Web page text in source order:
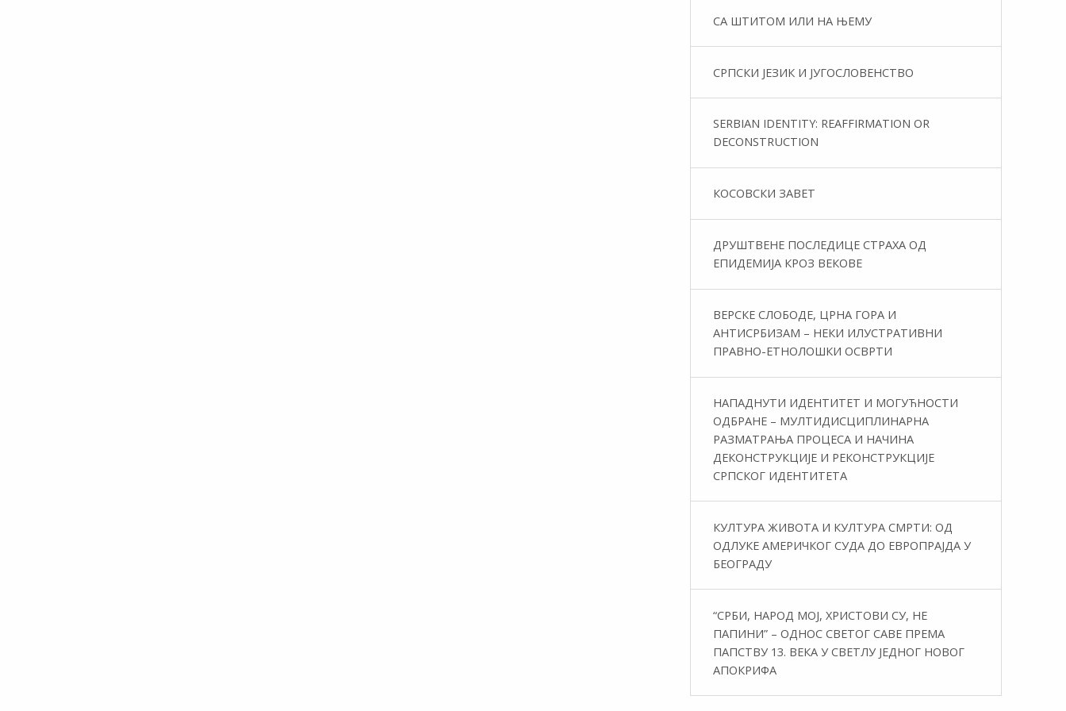
СА ШТИТОМ ИЛИ НА ЊЕМУ
СРПСКИ ЈЕЗИК И ЈУГОСЛОВЕНСТВО
SERBIAN IDENTITY: REAFFIRMATION OR
DECONSTRUCTION
КОСОВСКИ ЗАВЕТ
ДРУШТВЕНЕ ПОСЛЕДИЦЕ СТРАХА ОД
ЕПИДЕМИЈА КРОЗ ВЕКОВЕ
ВЕРСКЕ СЛОБОДЕ, ЦРНА ГОРА И
АНТИСРБИЗАМ – НЕКИ ИЛУСТРАТИВНИ
ПРАВНО-ЕТНОЛОШКИ ОСВРТИ
НАПАДНУТИ ИДЕНТИТЕТ И МОГУЋНОСТИ
ОДБРАНЕ – МУЛТИДИСЦИПЛИНАРНА
РАЗМАТРАЊА ПРОЦЕСА И НАЧИНА
ДЕКОНСТРУКЦИЈЕ И РЕКОНСТРУКЦИЈЕ
СРПСКОГ ИДЕНТИТЕТА
КУЛТУРА ЖИВОТА И КУЛТУРА СМРТИ: ОД
ОДЛУКЕ АМЕРИЧКОГ СУДА ДО ЕВРОПРАЈДА У
БЕОГРАДУ
“СРБИ, НАРОД МОЈ, ХРИСТОВИ СУ, НЕ
ПАПИНИ” – ОДНОС СВЕТОГ САВЕ ПРЕМА
ПАПСТВУ 13. ВЕКА У СВЕТЛУ ЈЕДНОГ НОВОГ
АПОКРИФА